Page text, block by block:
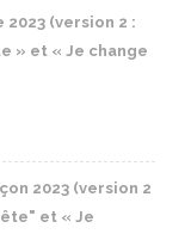
(version 2 :
» et « Je change
2023 (version 2
et « Je